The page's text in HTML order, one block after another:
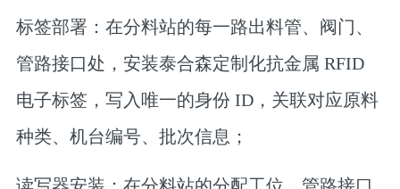
标签部署 ：在分料站的每一路出料管、阀门、
管路接口处，安装泰合森定制化抗金属 RFID
电子标签，写入唯一的身份 ID，关联对应原料
种类、机台编号、批次信息；